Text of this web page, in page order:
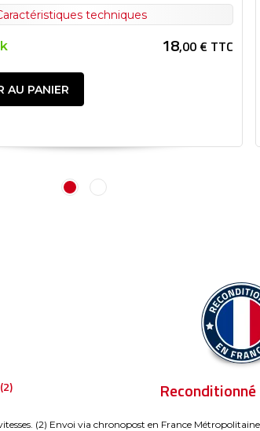
techniques
18,00 € TTC
AU PANIER
(2) Reconditionné
(2) Envoi via chronopost en France